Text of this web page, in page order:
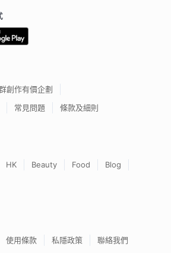
創作有價企劃
常見問題 條款及細則
HK Beauty Food
Blog
使用條款 私隱政策 聯絡我們